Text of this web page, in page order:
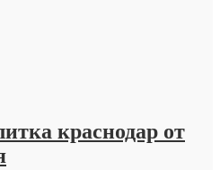
краснодар от